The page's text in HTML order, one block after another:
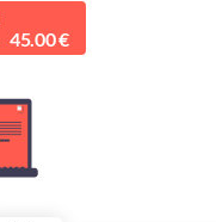
45.00 €